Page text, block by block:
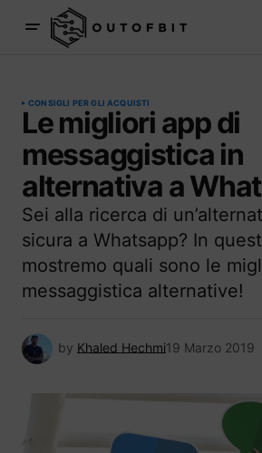
CONSIGLI PER GLI ACQUISTI
Le migliori app di
messaggistica in
alternativa a
Sei alla ricerca di
sicura a Whatsapp? In
mostremo quali sono le
messaggistica alternative!
by Khaled Hechmi19 Marzo 2019